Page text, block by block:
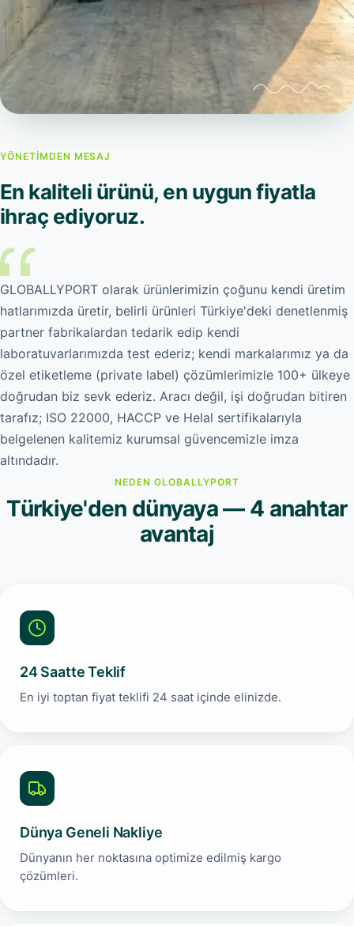
YÖNETIMDEN MESAJ
En kaliteli ürünü, en uygun fiyatla
ihraç ediyoruz.
GLOBALLYPORT olarak ürünlerimizin çoğunu kendi üretim
hatlarımızda üretir, belirli ürünleri Türkiye'deki denetlenmiş
partner fabrikalardan tedarik edip kendi
laboratuvarlarımızda test ederiz; kendi markalarımız ya da
özel etiketleme (private label) çözümlerimizle 100+ ülkeye
doğrudan biz sevk ederiz. Aracı değil, işi doğrudan bitiren
tarafız; ISO 22000, HACCP ve Helal sertifikalarıyla
belgelenen kalitemiz kurumsal güvencemizle imza
altındadır.
NEDEN GLOBALLYPORT
Türkiye'den dünyaya — 4 anahtar
avantaj
24 Saatte Teklif
En iyi toptan fiyat teklifi 24 saat içinde elinizde.
Dünya Geneli Nakliye
Dünyanın her noktasına optimize edilmiş kargo
çözümleri.